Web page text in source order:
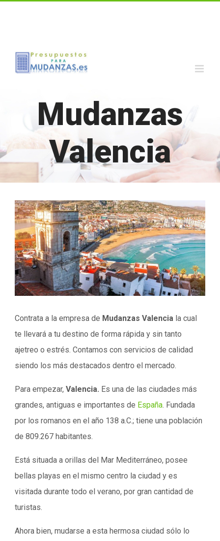
Mudanzas
Valencia
Contrata a la empresa de Mudanzas Valencia la cual
te llevará a tu destino de forma rápida y sin tanto
ajetreo o estrés. Contamos con servicios de calidad
siendo los más destacados dentro el mercado.
Para empezar, Valencia. Es una de las ciudades más
grandes, antiguas e importantes de España. Fundada
por los romanos en el año 138 a.C.; tiene una población
de 809.267 habitantes.
Está situada a orillas del Mar Mediterráneo, posee
bellas playas en el mismo centro la ciudad y es
visitada durante todo el verano, por gran cantidad de
turistas.
Ahora bien, mudarse a esta hermosa ciudad sólo lo